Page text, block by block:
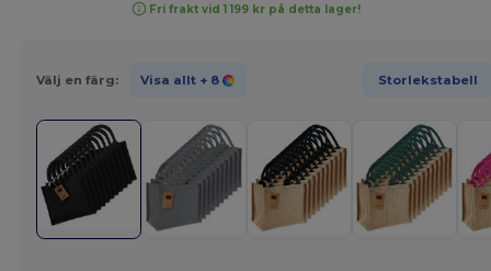
Fri frakt vid 1 199 kr på detta lager!
Välj en färg: Visa allt + 8 Storlekstabell